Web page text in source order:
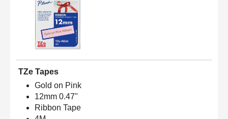
TZe Tapes
Gold on Pink
12mm 0.47"
Ribbon Tape